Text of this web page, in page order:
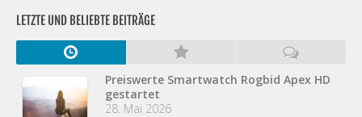
LETZTE UND BELIEBTE BEITRÄGE
Preiswerte Smartwatch Rogbid Apex HD
gestartet
28. Mai 2026